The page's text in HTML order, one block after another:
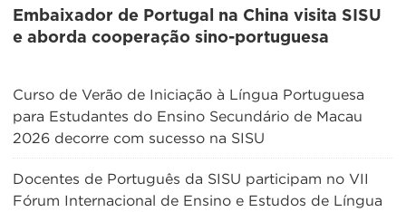
Embaixador de Portugal na China visita SISU
e aborda cooperação sino-portuguesa
Curso de Verão de Iniciação à Língua Portuguesa
para Estudantes do Ensino Secundário de Macau
2026 decorre com sucesso na SISU
Docentes de Português da SISU participam no VII
Fórum Internacional de Ensino e Estudos de Língua